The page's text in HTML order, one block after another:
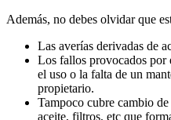
Además, no debes olvidar que
Las averías derivadas de
Los fallos provocados por
el uso o la falta de un
propietario.
Tampoco cubre cambio
aceite, filtros, etc que